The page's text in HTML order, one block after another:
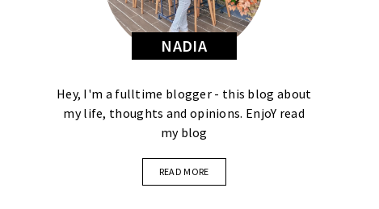
NADIA
Hey, I'm a fulltime blogger - this blog about
my life, thoughts and opinions. EnjoY read
my blog
READ MORE